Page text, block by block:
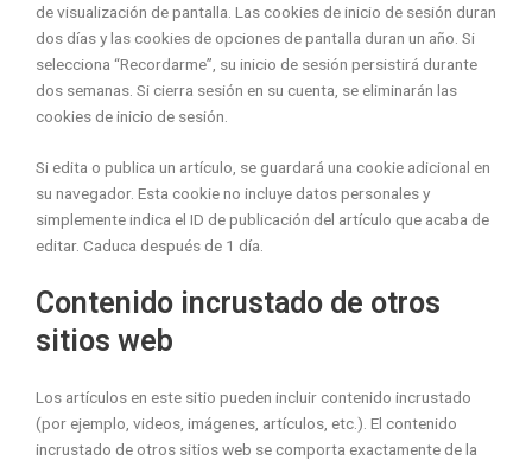
de visualización de pantalla. Las cookies de inicio de sesión duran
dos días y las cookies de opciones de pantalla duran un año. Si
selecciona “Recordarme”, su inicio de sesión persistirá durante
dos semanas. Si cierra sesión en su cuenta, se eliminarán las
cookies de inicio de sesión.
Si edita o publica un artículo, se guardará una cookie adicional en
su navegador. Esta cookie no incluye datos personales y
simplemente indica el ID de publicación del artículo que acaba de
editar. Caduca después de 1 día.
Contenido incrustado de otros
sitios web
Los artículos en este sitio pueden incluir contenido incrustado
(por ejemplo, videos, imágenes, artículos, etc.). El contenido
incrustado de otros sitios web se comporta exactamente de la